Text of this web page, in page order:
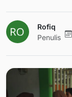
Rofiq
Penulis